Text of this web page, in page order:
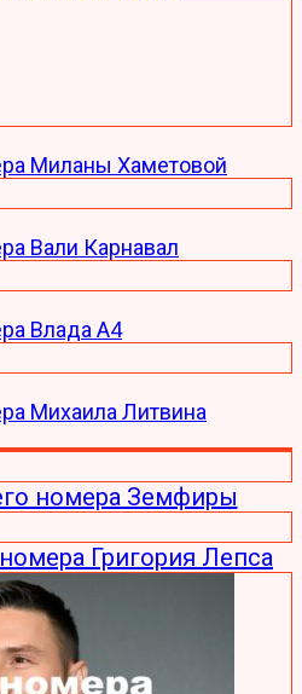
Миланы Хаметовой
Вали Карнавал
Влада А4
Михаила Литвина
номера Земфиры
Григория Лепса